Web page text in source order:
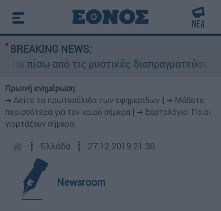
BREAKING NEWS:
πίσω από τις μυστικές διαπραγματεύσεις
Πρωινή ενημέρωση:
➔ Δείτε τα πρωτοσέλιδα των εφημερίδων
➔ Μάθετε
περισσότερα για τον καιρό σήμερα
➔ Εορτολόγιο: Ποιοι
γιορτάζουν σήμερα
┋ Ελλάδα ┋ 27.12.2019 21:30
Newsroom